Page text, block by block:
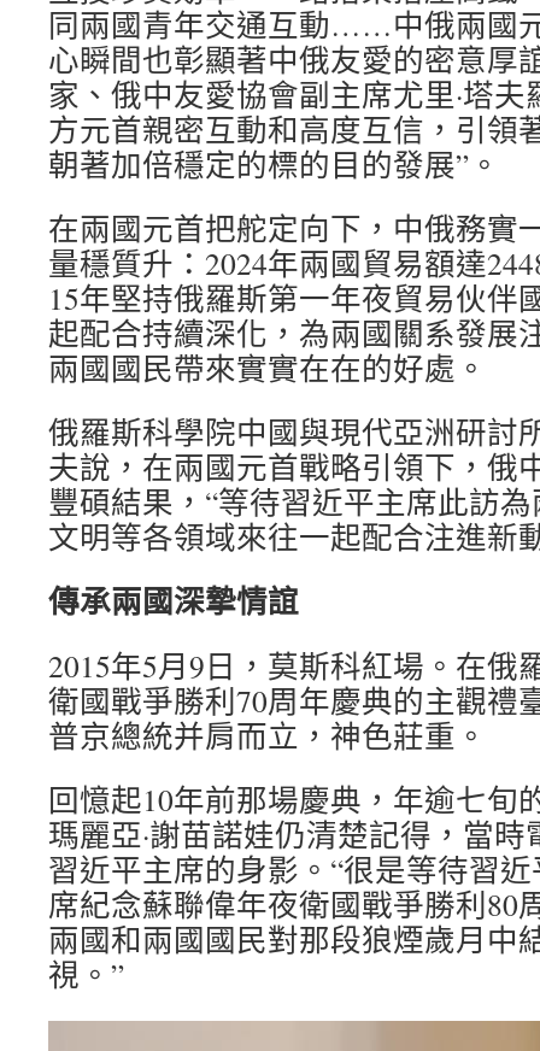
同兩國青年交通互動……中俄兩國
心瞬間也彰顯著中俄友愛的密意厚
家、俄中友愛協會副主席尤里·塔
方元首親密互動和高度互信，引領
朝著加倍穩定的標的目的發展”。
在兩國元首把舵定向下，中俄務實
量穩質升：2024年兩國貿易額達
15年堅持俄羅斯第一年夜貿易伙伴
起配合持續深化，為兩國關系發展
兩國國民帶來實實在在的好處。
俄羅斯科學院中國與現代亞洲研討
夫說，在兩國元首戰略引領下，俄
豐碩結果，“等待習近平主席此訪
文明等各領域來往一起配合注進新
傳承兩國深摯情誼
2015年5月9日，莫斯科紅場。在俄
衛國戰爭勝利70周年慶典的主觀禮
普京總統并肩而立，神色莊重。
回憶起10年前那場慶典，年逾七旬
瑪麗亞·謝苗諾娃仍清楚記得，當
習近平主席的身影。“很是等待習
席紀念蘇聯偉年夜衛國戰爭勝利80
兩國和兩國國民對那段狼煙歲月中
視。”